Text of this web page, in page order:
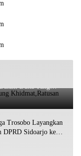
Duka Yang
Trosobo Layangkan
DPRD Sidoarjo ke